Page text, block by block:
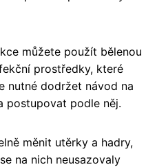
můžete použít bělenou
prostředky, které
nutné dodržet návod na
postupovat podle něj.
měnit utěrky a hadry,
na nich neusazovaly